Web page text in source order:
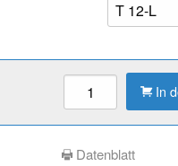
In
Datenblatt